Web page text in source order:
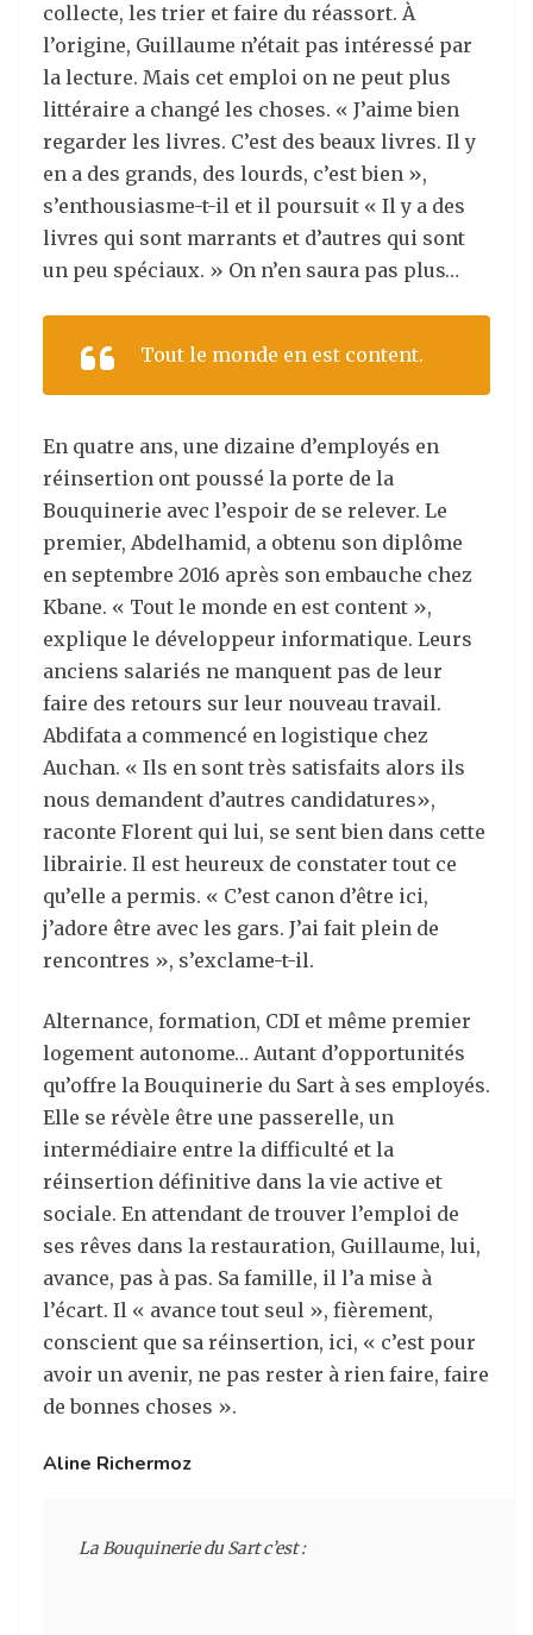
collecte, les trier et faire du réassort. À
l’origine, Guillaume n’était pas intéressé par
la lecture. Mais cet emploi on ne peut plus
littéraire a changé les choses. « J’aime bien
regarder les livres. C’est des beaux livres. Il y
en a des grands, des lourds, c’est bien »,
s’enthousiasme-t-il et il poursuit « Il y a des
livres qui sont marrants et d’autres qui sont
un peu spéciaux. » On n’en saura pas plus…
Tout le monde en est content.
En quatre ans, une dizaine d’employés en
réinsertion ont poussé la porte de la
Bouquinerie avec l’espoir de se relever. Le
premier, Abdelhamid, a obtenu son diplôme
en septembre 2016 après son embauche chez
Kbane. « Tout le monde en est content »,
explique le développeur informatique. Leurs
anciens salariés ne manquent pas de leur
faire des retours sur leur nouveau travail.
Abdifata a commencé en logistique chez
Auchan. « Ils en sont très satisfaits alors ils
nous demandent d’autres candidatures»,
raconte Florent qui lui, se sent bien dans cette
librairie. Il est heureux de constater tout ce
qu’elle a permis. « C’est canon d’être ici,
j’adore être avec les gars. J’ai fait plein de
rencontres », s’exclame-t-il.
Alternance, formation, CDI et même premier
logement autonome… Autant d’opportunités
qu’offre la Bouquinerie du Sart à ses employés.
Elle se révèle être une passerelle, un
intermédiaire entre la difficulté et la
réinsertion définitive dans la vie active et
sociale. En attendant de trouver l’emploi de
ses rêves dans la restauration, Guillaume, lui,
avance, pas à pas. Sa famille, il l’a mise à
l’écart. Il « avance tout seul », fièrement,
conscient que sa réinsertion, ici, « c’est pour
avoir un avenir, ne pas rester à rien faire, faire
de bonnes choses ».
Aline Richermoz
La Bouquinerie du Sart c’est :